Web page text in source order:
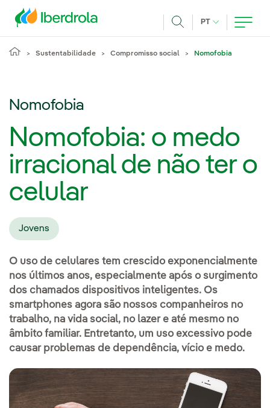
PT IDIOMA ATUAL,
Sustentabilidade Compromisso social Nomofobia
Nomofobia
Nomofobia: o medo
irracional de não ter o
celular
Jovens
O uso de celulares tem crescido exponencialmente
nos últimos anos, especialmente após o surgimento
dos chamados dispositivos inteligentes. Os
smartphones agora são nossos companheiros no
trabalho, na vida social, no lazer e até mesmo no
âmbito familiar. Entretanto, um uso excessivo pode
causar problemas de dependência, vício e medo.